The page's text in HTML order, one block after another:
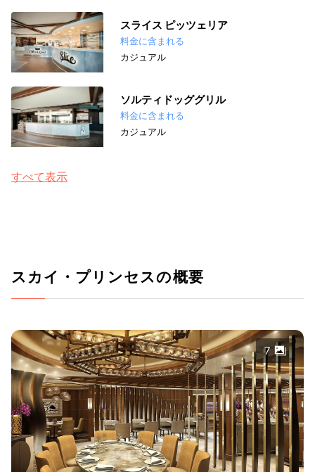
スライス ピッツェリア
料金に含まれる
カジュアル
ソルティドッググリル
料金に含まれる
カジュアル
すべて表示
スカイ・プリンセスの概要
7